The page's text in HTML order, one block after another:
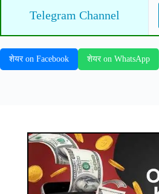
Telegram Channel
शेयर on Facebook शेयर on WhatsApp